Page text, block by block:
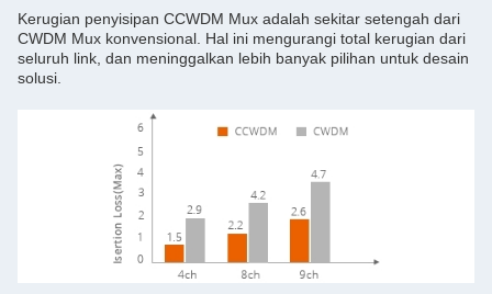
Kerugian penyisipan CCWDM Mux adalah sekitar setengah dari
CWDM Mux konvensional. Hal ini mengurangi total kerugian dari
seluruh link, dan meninggalkan lebih banyak pilihan untuk desain
solusi.